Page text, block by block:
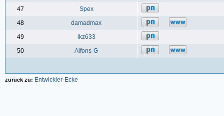
47
Spex
48
damadmax
49
lkz633
50
Alfons-G
zurück zu: Entwickler-Ecke